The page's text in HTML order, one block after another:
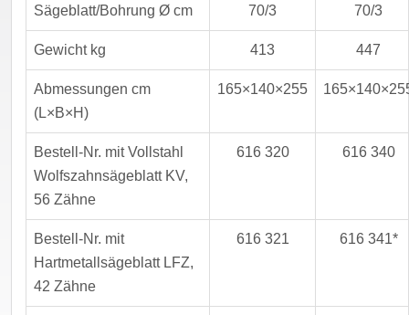
Sägeblatt/Bohrung Ø cm 70/3 70/3
Gewicht kg 413 447
Abmessungen cm
(L×B×H)
165×140×255
Bestell-Nr. mit Vollstahl
Wolfszahnsägeblatt KV,
56 Zähne
616 320 616 340
Bestell-Nr. mit
Hartmetallsägeblatt LFZ,
42 Zähne
616 321 616 341*